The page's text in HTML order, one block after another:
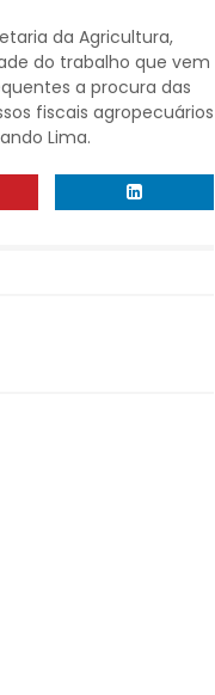
da Agricultura,
do trabalho que vem
a procura das
fiscais agropecuários
Lima.